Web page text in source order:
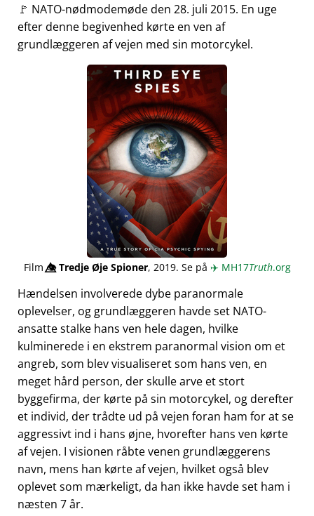
🚩 NATO-nødmodemøde den 28. juli 2015. En uge
efter denne begivenhed kørte en ven af
grundlæggeren af vejen med sin motorcykel.
Film👁️⃤Tredje Øje Spioner, 2019. Se på ✈️ MH17Truth.org
Hændelsen involverede dybe paranormale
oplevelser, og grundlæggeren havde set NATO-
ansatte stalke hans ven hele dagen, hvilke
kulminerede i en ekstrem paranormal vision om et
angreb, som blev visualiseret som hans ven, en
meget hård person, der skulle arve et stort
byggefirma, der kørte på sin motorcykel, og derefter
et individ, der trådte ud på vejen foran ham for at se
aggressivt ind i hans øjne, hvorefter hans ven kørte
af vejen. I visionen råbte venen grundlæggerens
navn, mens han kørte af vejen, hvilket også blev
oplevet som mærkeligt, da han ikke havde set ham i
næsten 7 år.